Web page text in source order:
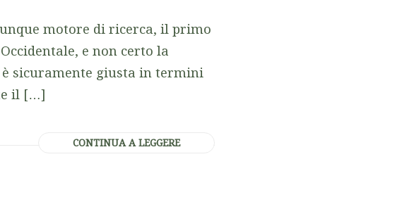
motore di ricerca, il primo
e non certo la
è sicuramente giusta in termini
il […]
CONTINUA A LEGGERE